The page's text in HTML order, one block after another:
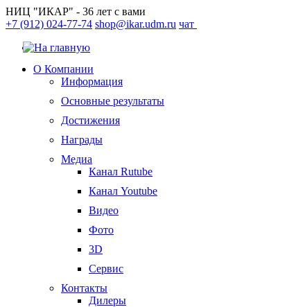
НИЦ "ИКАР" - 36 лет с вами
+7 (912) 024-77-74 shop@ikar.udm.ru чат
О Компании
Информация
Основные результаты
Достижения
Награды
Медиа
Канал Rutube
Канал Youtube
Видео
Фото
3D
Сервис
Контакты
Дилеры